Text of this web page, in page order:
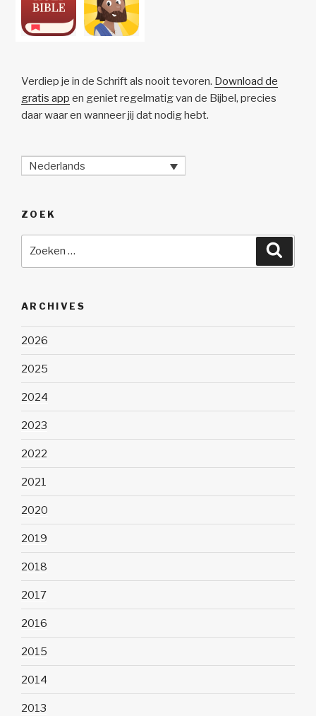
Verdiep je in de Schrift als nooit tevoren. Download de
gratis app en geniet regelmatig van de Bijbel, precies
daar waar en wanneer jij dat nodig hebt.
Nederlands
ZOEK
ARCHIVES
2026
2025
2024
2023
2022
2021
2020
2019
2018
2017
2016
2015
2014
2013